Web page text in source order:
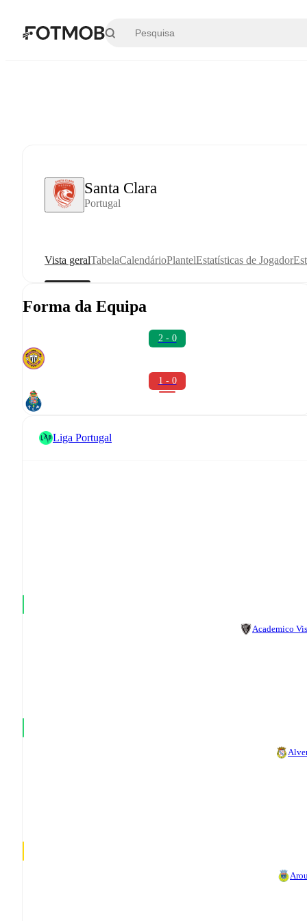
Santa Clara
Portugal
Vista geralTabelaCalendárioPlantelEstatísticas de Jogador
Forma da Equipa
2 - 0
1 - 0
Liga Portugal
Academico